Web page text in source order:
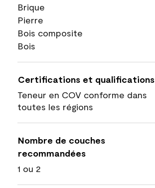
Brique
Pierre
Bois composite
Bois
Certifications et qualifications
Teneur en COV conforme dans
toutes les régions
Nombre de couches
recommandées
1 ou 2